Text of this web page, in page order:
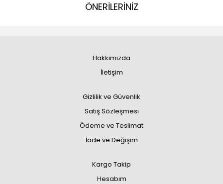
ÖNERİLERİNİZ
Hakkımızda
İletişim
Gizlilik ve Güvenlik
Satış Sözleşmesi
Ödeme ve Teslimat
İade ve Değişim
Kargo Takip
Hesabım